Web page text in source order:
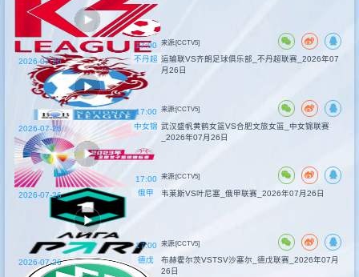
17:00 来源:[CCTV5]
不丹超
17:00
2026-07-26
运输联VS齐朗足球俱乐部_不丹超联赛_2026年07
月26日
来源:[CCTV5]
中女锦
17:00
2026-07-26
武汉盛帆黄鹤女篮VS合肥文旅女篮_中女锦联赛
_2026年07月26日
来源:[CCTV5]
俄甲
17:00
2026-07-26 韦莱斯VS叶尼塞_俄甲联赛_2026年07月26日
来源:[CCTV5]
德戊
2026-07-26
布赫霍尔茨VSTSV沙塞尔_德戊联赛_2026年07月
26日